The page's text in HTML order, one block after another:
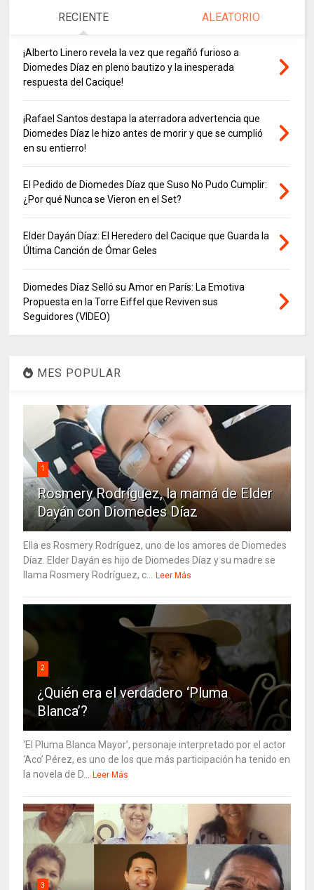
RECIENTE ALEATORIO
¡Alberto Linero revela la vez que regañó furioso a
Diomedes Díaz en pleno bautizo y la inesperada
respuesta del Cacique!
¡Rafael Santos destapa la aterradora advertencia que
Diomedes Díaz le hizo antes de morir y que se cumplió
en su entierro!
El Pedido de Diomedes Díaz que Suso No Pudo Cumplir:
¿Por qué Nunca se Vieron en el Set?
Elder Dayán Díaz: El Heredero del Cacique que Guarda la
Última Canción de Ómar Geles
Diomedes Díaz Selló su Amor en París: La Emotiva
Propuesta en la Torre Eiffel que Reviven sus
Seguidores (VIDEO)
MES POPULAR
1
Rosmery Rodríguez, la mamá de Elder
Dayán con Diomedes Díaz
Ella es Rosmery Rodríguez, uno de los amores de Diomedes
Díaz. Elder Dayán es hijo de Diomedes Díaz y su madre se
llama Rosmery Rodríguez, c...
Leer Más
2
¿Quién era el verdadero ‘Pluma
Blanca’?
‘El Pluma Blanca Mayor’, personaje interpretado por el actor
‘Aco’ Pérez, es uno de los que más participación ha tenido en
la novela de D...
Leer Más
3